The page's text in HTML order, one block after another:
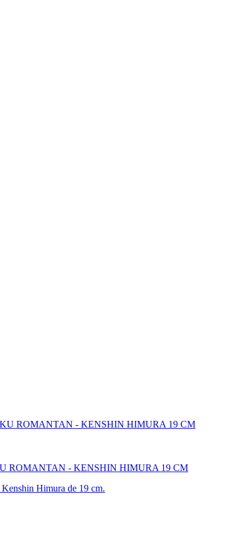
ROMANTAN - KENSHIN HIMURA 19 CM
Kenshin Himura de 19 cm.